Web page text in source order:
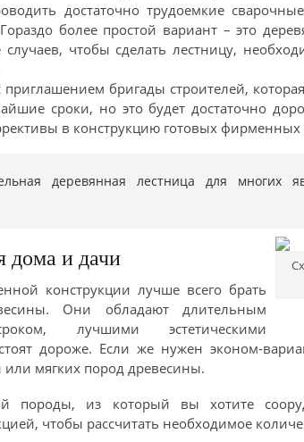
достаточно трудоемкие
более простой вариант – это
чтобы сделать лестницу,
бригады строителей,
сроки, но это будет достаточно
в конструкцию готовых фирменных
деревянная лестница для многих
дома и дачи
конструкции лучше всего брать
Они обладают длительным
лучшими эстетическими
дороже. Если же нужен эконом-
или мягких пород древесины.
породы, из который вы хотите
чтобы рассчитать необходимое